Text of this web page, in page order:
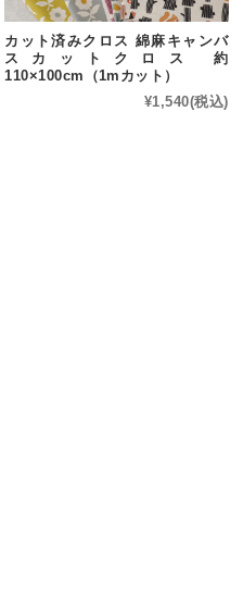
カット済みクロス 綿麻キャンバ
スカットクロス 約
110×100cm（1mカット）
¥1,540(税込)